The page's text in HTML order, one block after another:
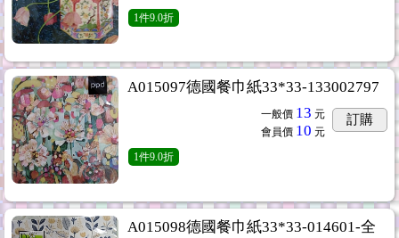
1件9.0折
A015097德國餐巾紙33*33-133002797
一般價 13 元
會員價 10 元
訂購
1件9.0折
A015098德國餐巾紙33*33-014601-全